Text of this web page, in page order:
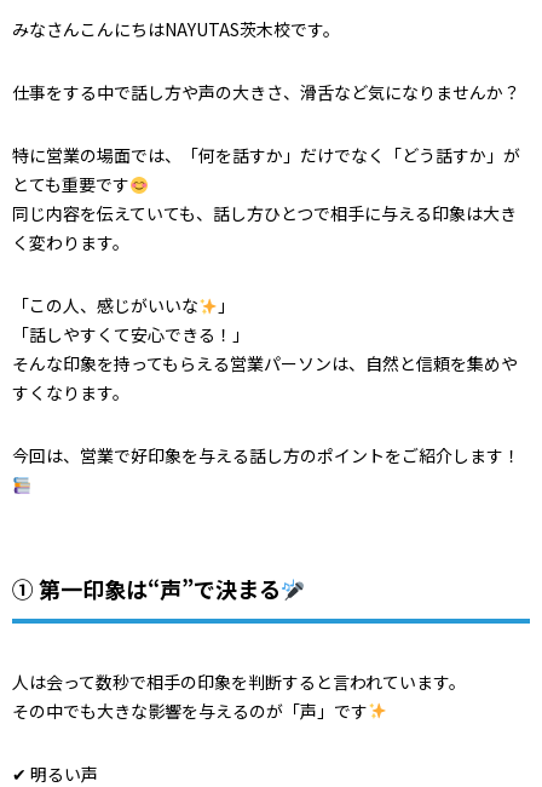
みなさんこんにちはNAYUTAS茨木校です。
仕事をする中で話し方や声の大きさ、滑舌など気になりませんか？
特に営業の場面では、「何を話すか」だけでなく「どう話すか」が
とても重要です
同じ内容を伝えていても、話し方ひとつで相手に与える印象は大き
く変わります。
「この人、感じがいいな
」
「話しやすくて安心できる！」
そんな印象を持ってもらえる営業パーソンは、自然と信頼を集めや
すくなります。
今回は、営業で好印象を与える話し方のポイントをご紹介します！
① 第一印象は“声”で決まる
人は会って数秒で相手の印象を判断すると言われています。
その中でも大きな影響を与えるのが「声」です
✔ 明るい声